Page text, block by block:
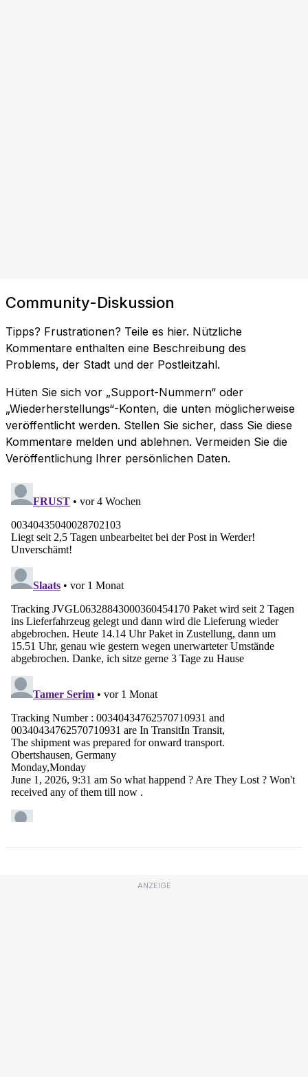
Community-Diskussion
Tipps? Frustrationen? Teile es hier. Nützliche
Kommentare enthalten eine Beschreibung des
Problems, der Stadt und der Postleitzahl.
Hüten Sie sich vor „Support-Nummern“ oder
„Wiederherstellungs“-Konten, die unten möglicherweise
veröffentlicht werden. Stellen Sie sicher, dass Sie diese
Kommentare melden und ablehnen. Vermeiden Sie die
Veröffentlichung Ihrer persönlichen Daten.
ANZEIGE